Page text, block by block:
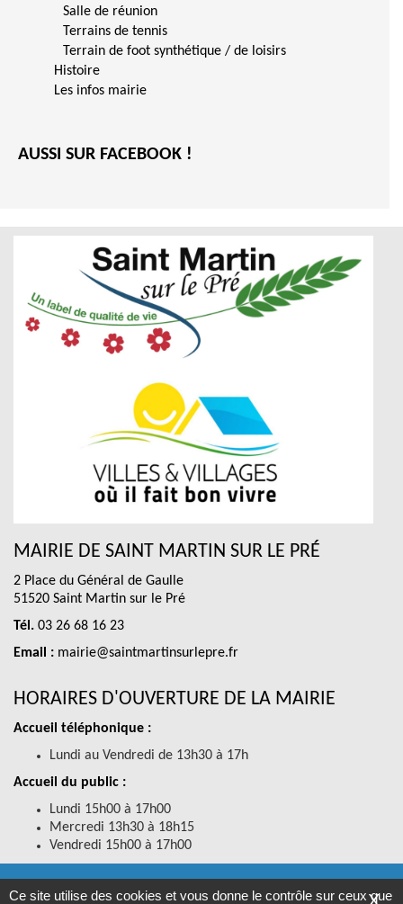
Salle de réunion
Terrains de tennis
Terrain de foot synthétique / de loisirs
Histoire
Les infos mairie
AUSSI SUR FACEBOOK !
MAIRIE DE SAINT MARTIN SUR LE PRÉ
2 Place du Général de Gaulle
51520 Saint Martin sur le Pré
Tél. 03 26 68 16 23
Email : mairie@saintmartinsurlepre.fr
HORAIRES D'OUVERTURE DE LA MAIRIE
Accueil téléphonique :
Lundi au Vendredi de 13h30 à 17h
Accueil du public :
Lundi 15h00 à 17h00
Mercredi 13h30 à 18h15
Vendredi 15h00 à 17h00
Ce site utilise des cookies et vous donne le contrôle sur ceux que